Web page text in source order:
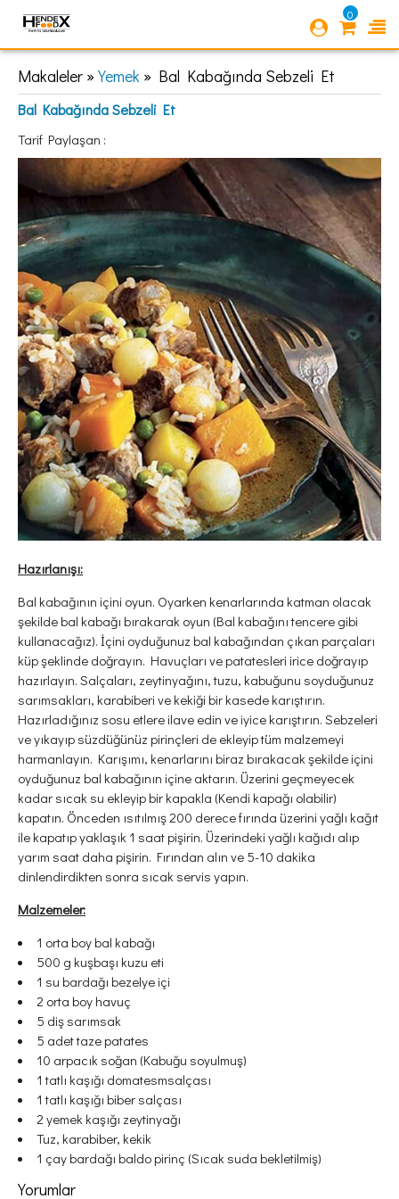
0
Makaleler » Yemek » Bal Kabağında Sebzeli Et
Bal Kabağında Sebzeli Et
Tarif Paylaşan :
Hazırlanışı:
Bal kabağının içini oyun. Oyarken kenarlarında katman olacak
şekilde bal kabağı bırakarak oyun (Bal kabağını tencere gibi
kullanacağız). İçini oyduğunuz bal kabağından çıkan parçaları
küp şeklinde doğrayın. Havuçları ve patatesleri irice doğrayıp
hazırlayın. Salçaları, zeytinyağını, tuzu, kabuğunu soyduğunuz
sarımsakları, karabiberi ve kekiği bir kasede karıştırın.
Hazırladığınız sosu etlere ilave edin ve iyice karıştırın. Sebzeleri
ve yıkayıp süzdüğünüz pirinçleri de ekleyip tüm malzemeyi
harmanlayın. Karışımı, kenarlarını biraz bırakacak şekilde içini
oyduğunuz bal kabağının içine aktarın. Üzerini geçmeyecek
kadar sıcak su ekleyip bir kapakla (Kendi kapağı olabilir)
kapatın. Önceden ısıtılmış 200 derece fırında üzerini yağlı kağıt
ile kapatıp yaklaşık 1 saat pişirin. Üzerindeki yağlı kağıdı alıp
yarım saat daha pişirin. Fırından alın ve 5-10 dakika
dinlendirdikten sonra sıcak servis yapın.
Malzemeler:
1 orta boy bal kabağı
500 g kuşbaşı kuzu eti
1 su bardağı bezelye içi
2 orta boy havuç
5 diş sarımsak
5 adet taze patates
10 arpacık soğan (Kabuğu soyulmuş)
1 tatlı kaşığı domatesmsalçası
1 tatlı kaşığı biber salçası
2 yemek kaşığı zeytinyağı
Tuz, karabiber, kekik
1 çay bardağı baldo pirinç (Sıcak suda bekletilmiş)
Yorumlar